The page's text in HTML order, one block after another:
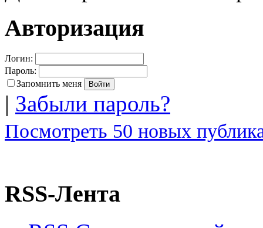
Авторизация
Логин:
Пароль:
Запомнить меня
| Забыли пароль?
Посмотреть 50 новых
RSS-Лента